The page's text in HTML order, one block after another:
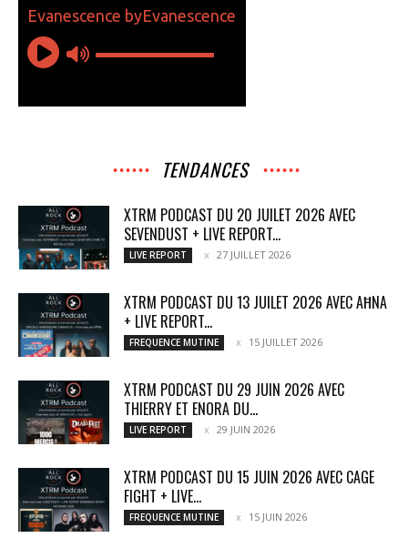
TENDANCES
XTRM PODCAST DU 20 JUILET 2026 AVEC
SEVENDUST + LIVE REPORT...
LIVE REPORT 27 JUILLET 2026
XTRM PODCAST DU 13 JUILET 2026 AVEC AĦNA
+ LIVE REPORT...
FREQUENCE MUTINE 15 JUILLET 2026
XTRM PODCAST DU 29 JUIN 2026 AVEC
THIERRY ET ENORA DU...
LIVE REPORT 29 JUIN 2026
XTRM PODCAST DU 15 JUIN 2026 AVEC CAGE
FIGHT + LIVE...
FREQUENCE MUTINE 15 JUIN 2026